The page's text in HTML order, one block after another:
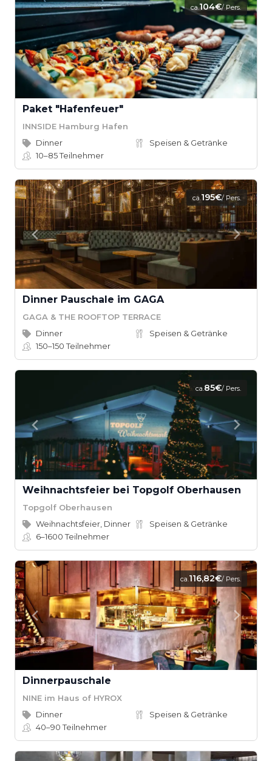
ca.104€/ Pers.
Paket "Hafenfeuer"
INNSIDE Hamburg Hafen
Dinner
Speisen & Getränke
10–85Teilnehmer
ca.195€/ Pers.
Dinner Pauschale im GAGA
GAGA & THE ROOFTOP TERRACE
Dinner
Speisen & Getränke
150–150Teilnehmer
ca.85€/ Pers.
Weihnachtsfeier bei Topgolf Oberhausen
Topgolf Oberhausen
Weihnachtsfeier, Dinner
Speisen & Getränke
6–1600Teilnehmer
ca.116,82€/ Pers.
Dinnerpauschale
NINE im Haus of HYROX
Dinner
Speisen & Getränke
40–90Teilnehmer